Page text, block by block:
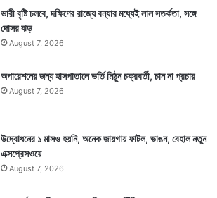
ভারী বৃষ্টি চলবে, দক্ষিণের রাজ্যে বন্যার মধ্যেই লাল সতর্কতা, সঙ্গে
দোসর ঝড়
August 7, 2026
অপারেশনের জন্য হাসপাতালে ভর্তি মিঠুন চক্রবর্তী, চান না প্রচার
August 7, 2026
উদ্বোধনের ১ মাসও হয়নি, অনেক জায়গায় ফাটল, ভাঙন, বেহাল নতুন
এক্সপ্রেসওয়ে
August 7, 2026